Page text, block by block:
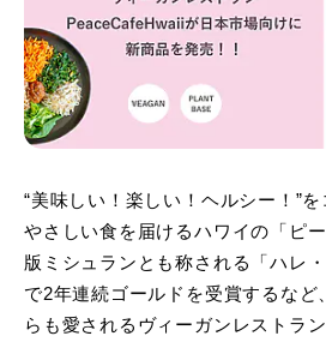
“美味しい！楽しい！ヘルシー！”
やさしい食を届けるハワイの「ピ
版ミシュランとも称される「ハレ
で2年連続ゴールドを受賞するなど
らも愛されるヴィーガンレストラン